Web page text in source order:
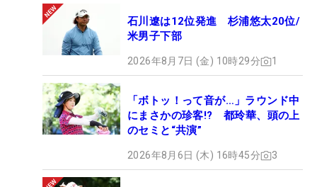
石川遼は12位発進 杉浦悠太20位/
米男子下部
2026年8月7日 (金) 10時29分 1
「ボトッ！って音が…」ラウンド中
にまさかの珍客!? 都玲華、頭の上
のセミと“共演”
2026年8月6日 (木) 16時45分 3